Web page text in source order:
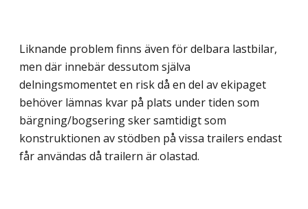
Liknande problem finns även för delbara lastbilar,
men där innebär dessutom själva
delningsmomentet en risk då en del av ekipaget
behöver lämnas kvar på plats under tiden som
bärgning/bogsering sker samtidigt som
konstruktionen av stödben på vissa trailers endast
får användas då trailern är olastad.